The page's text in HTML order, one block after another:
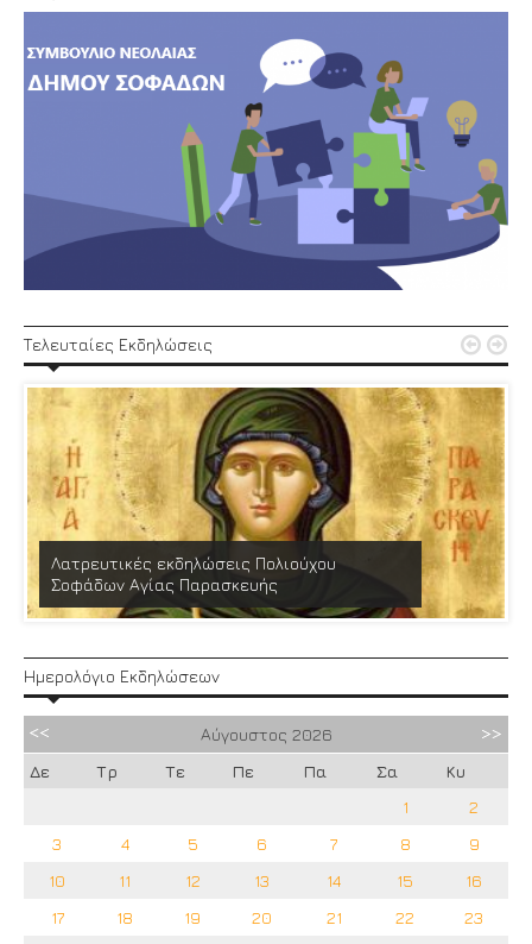
Τελευταίες Εκδηλώσεις
Λατρευτικές εκδηλώσεις Πολιούχου
Σοφάδων Αγίας Παρασκευής
 
Ημερολόγιο Εκδηλώσεων
Αύγουστος 2026
Δε
Τρ Τε Πε Πα Σα
Κυ
1
2
3
4 5 6 7 8
9
10
11 12 13 14 15
16
17
18 19 20 21 22 23